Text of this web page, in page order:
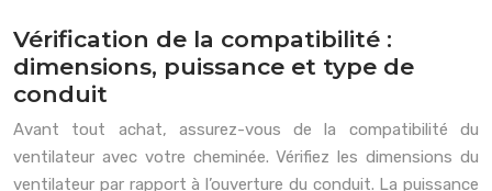
Vérification de la compatibilité :
dimensions, puissance et type de
conduit
Avant tout achat, assurez-vous de la compatibilité du
ventilateur avec votre cheminée. Vérifiez les dimensions du
ventilateur par rapport à l’ouverture du conduit. La puissance